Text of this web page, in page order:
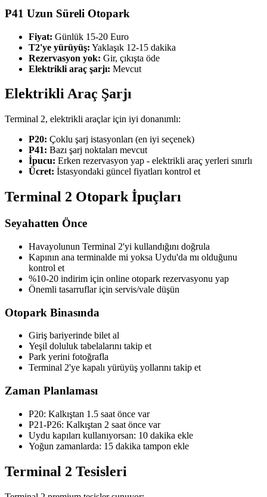
P41 Uzun Süreli Otopark
Fiyat: Günlük 15-20 Euro
T2'ye yürüyüş: Yaklaşık 12-15 dakika
Rezervasyon yok: Gir, çıkışta öde
Elektrikli araç şarjı: Mevcut
Elektrikli Araç Şarjı
Terminal 2, elektrikli araçlar için iyi donanımlı:
P20: Çoklu şarj istasyonları (en iyi seçenek)
P41: Bazı şarj noktaları mevcut
İpucu: Erken rezervasyon yap - elektrikli araç yerleri sınırlı
Ücret: İstasyondaki güncel fiyatları kontrol et
Terminal 2 Otopark İpuçları
Seyahatten Önce
Havayolunun Terminal 2'yi kullandığını doğrula
Kapının ana terminalde mi yoksa Uydu'da mı olduğunu
kontrol et
%10-20 indirim için online otopark rezervasyonu yap
Önemli tasarruflar için servis/vale düşün
Otopark Binasında
Giriş bariyerinde bilet al
Yeşil doluluk tabelalarını takip et
Park yerini fotoğrafla
Terminal 2'ye kapalı yürüyüş yollarını takip et
Zaman Planlaması
P20: Kalkıştan 1.5 saat önce var
P21-P26: Kalkıştan 2 saat önce var
Uydu kapıları kullanıyorsan: 10 dakika ekle
Yoğun zamanlarda: 15 dakika tampon ekle
Terminal 2 Tesisleri